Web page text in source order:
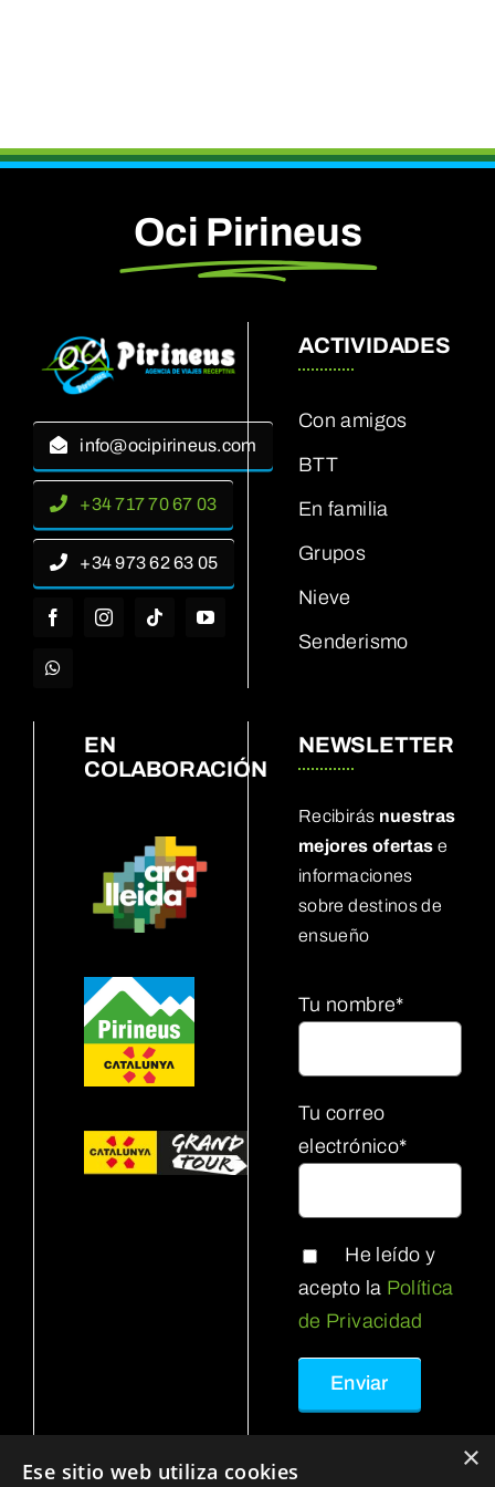
Oci Pirineus
info@ocipirineus.com
+34 717 70 67 03
+34 973 62 63 05
ACTIVIDADES
Con amigos
BTT
En familia
Grupos
Nieve
Senderismo
EN
COLABORACIÓN
NEWSLETTER
Recibirás nuestras
mejores ofertas e
informaciones
sobre destinos de
ensueño
Tu nombre*
Tu correo
electrónico*
He leído y
acepto la Política
de Privacidad
×
Ese sitio web utiliza cookies